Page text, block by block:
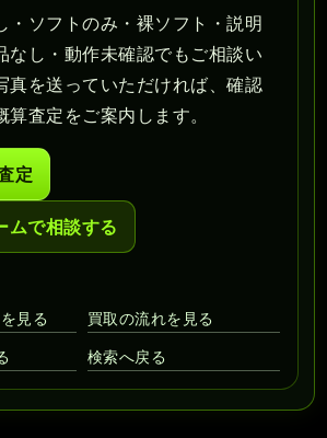
・ソフトのみ・裸ソフト・説明
なし・動作未確認でもご相談い
真を送っていただければ、確認
算査定をご案内します。
定
ムで相談する
見る
買取の流れを見る
検索へ戻る